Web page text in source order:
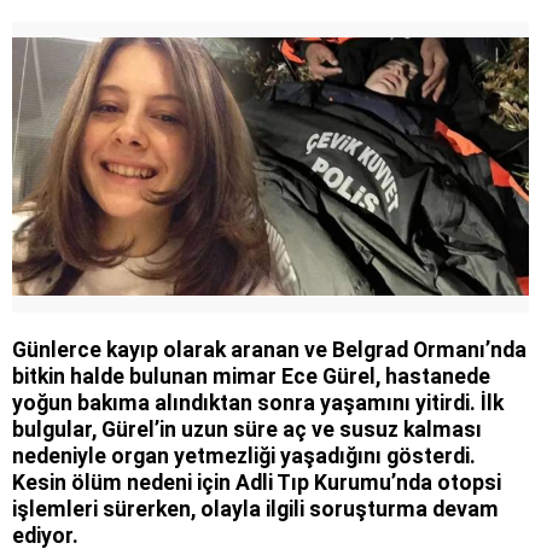
Günlerce kayıp olarak aranan ve Belgrad Ormanı’nda
bitkin halde bulunan mimar Ece Gürel, hastanede
yoğun bakıma alındıktan sonra yaşamını yitirdi. İlk
bulgular, Gürel’in uzun süre aç ve susuz kalması
nedeniyle organ yetmezliği yaşadığını gösterdi.
Kesin ölüm nedeni için Adli Tıp Kurumu’nda otopsi
işlemleri sürerken, olayla ilgili soruşturma devam
ediyor.